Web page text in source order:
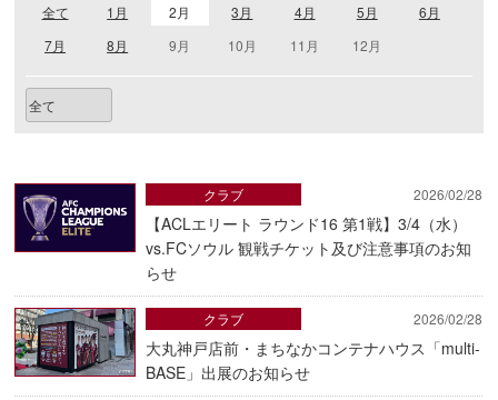
全て 1月 2月 3月 4月 5月
6月
7月
8月 9月 10月 11月 12月
2026/02/28
【ACLエリート ラウンド16 第1戦】3/4（水）
vs.FCソウル 観戦チケット及び注意事項のお知
らせ
クラブ
2026/02/28
大丸神戸店前・まちなかコンテナハウス「multi-
BASE」出展のお知らせ
クラブ